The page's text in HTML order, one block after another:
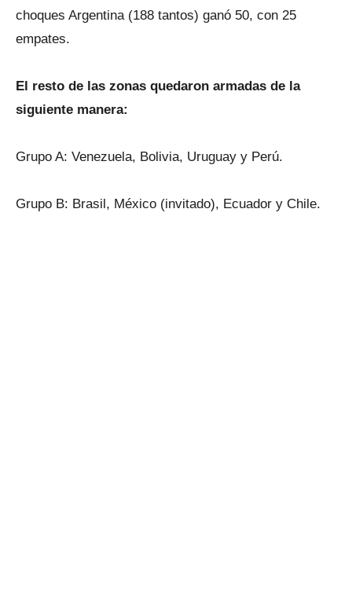
choques Argentina (188 tantos) ganó 50, con 25
empates.
El resto de las zonas quedaron armadas de la
siguiente manera:
Grupo A: Venezuela, Bolivia, Uruguay y Perú.
Grupo B: Brasil, México (invitado), Ecuador y Chile.